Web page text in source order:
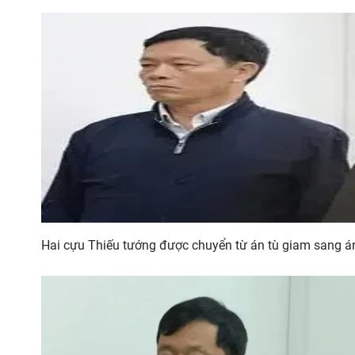
Hai cựu Thiếu tướng được chuyển từ án tù giam sang